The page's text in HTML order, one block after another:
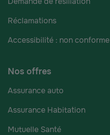
Réclamations
Accessibilité : non conforme
Nos offres
Assurance auto
Assurance Habitation
Mutuelle Santé